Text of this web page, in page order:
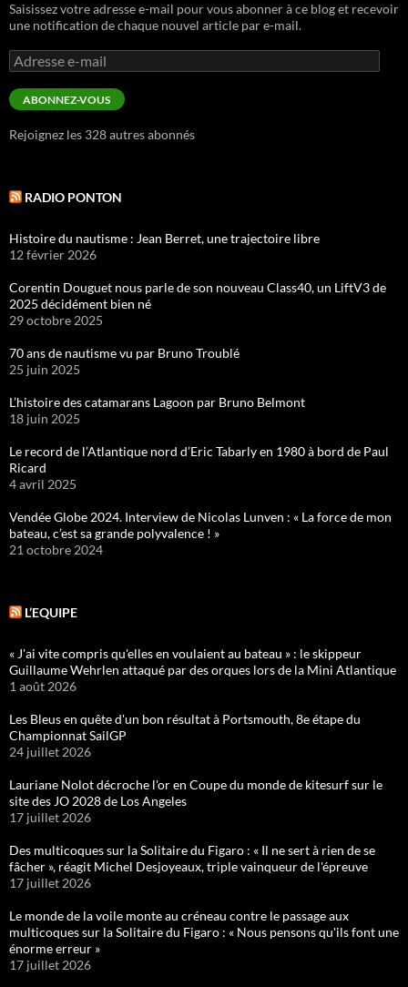
Saisissez votre adresse e-mail pour vous abonner à ce blog et recevoir
une notification de chaque nouvel article par e-mail.
Adresse
e-
mail
ABONNEZ-VOUS
Rejoignez les 328 autres abonnés
RADIO PONTON
Histoire du nautisme : Jean Berret, une trajectoire libre
12 février 2026
Corentin Douguet nous parle de son nouveau Class40, un LiftV3 de
2025 décidément bien né
29 octobre 2025
70 ans de nautisme vu par Bruno Troublé
25 juin 2025
L’histoire des catamarans Lagoon par Bruno Belmont
18 juin 2025
Le record de l’Atlantique nord d’Eric Tabarly en 1980 à bord de Paul
Ricard
4 avril 2025
Vendée Globe 2024. Interview de Nicolas Lunven : « La force de mon
bateau, c’est sa grande polyvalence ! »
21 octobre 2024
L’EQUIPE
« J'ai vite compris qu'elles en voulaient au bateau » : le skippeur
Guillaume Wehrlen attaqué par des orques lors de la Mini Atlantique
1 août 2026
Les Bleus en quête d'un bon résultat à Portsmouth, 8e étape du
Championnat SailGP
24 juillet 2026
Lauriane Nolot décroche l'or en Coupe du monde de kitesurf sur le
site des JO 2028 de Los Angeles
17 juillet 2026
Des multicoques sur la Solitaire du Figaro : « Il ne sert à rien de se
fâcher », réagit Michel Desjoyeaux, triple vainqueur de l'épreuve
17 juillet 2026
Le monde de la voile monte au créneau contre le passage aux
multicoques sur la Solitaire du Figaro : « Nous pensons qu'ils font une
énorme erreur »
17 juillet 2026